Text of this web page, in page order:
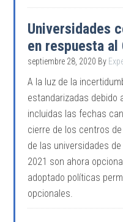
Universidades
en respuesta al
septiembre 28, 2020 By
A la luz de la
estandarizadas debido
incluidas las fechas
cierre de los centros
de las universidades
2021 son ahora
adoptado políticas
opcionales.